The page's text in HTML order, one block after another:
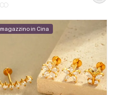
magazzino in Cina